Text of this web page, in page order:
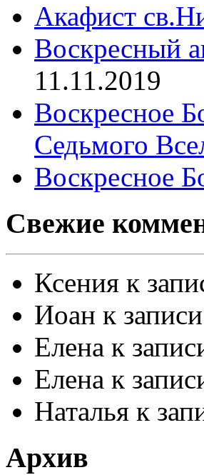
Акафист
Воскресный
11.11.2019
Воскресное
Седьмого
Воскресное
Свежие
Ксения к
Иоан к записи
Елена к
Елена к
Наталья к
Архив